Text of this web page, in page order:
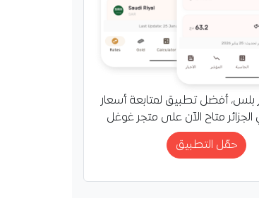
بلس، أفضل تطبيق لمتابعة أسعار
متاح الآن على متجر غوغل
حمّل التطبيق